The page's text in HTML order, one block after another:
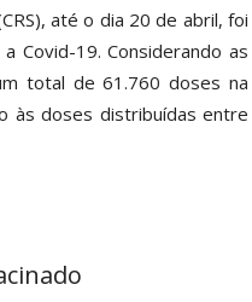
até o dia 20 de abril, foi
Covid-19. Considerando as
total de 61.760 doses na
às doses distribuídas entre